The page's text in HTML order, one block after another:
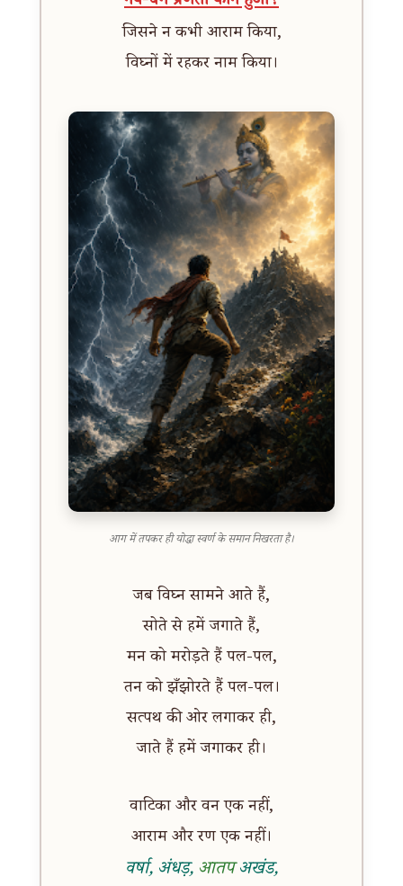
जिसने न कभी आराम किया,
विघ्नों में रहकर नाम किया।
आग में तपकर ही योद्धा स्वर्ण के समान निखरता है।
जब विघ्न सामने आते हैं,
सोते से हमें जगाते हैं,
मन को मरोड़ते हैं पल-पल,
तन को झँझोरते हैं पल-पल।
सत्पथ की ओर लगाकर ही,
जाते हैं हमें जगाकर ही।
वाटिका और वन एक नहीं,
आराम और रण एक नहीं।
वर्षा, अंधड़, आतपअखंड,